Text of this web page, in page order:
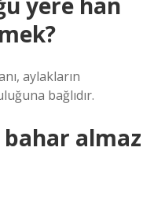
aylakların
bağlıdır.
almaz